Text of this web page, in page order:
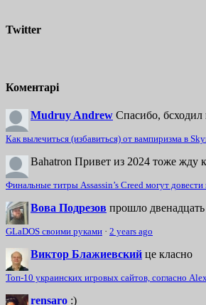
Twitter
Коментарі
Mudruy Andrew Спасибо, бсходил
Как вылечиться (избавиться) от вампиризма в
Bahatron Привет из 2024 тоже жду
Финальные титры Assassin’s Creed могут довести
Вова Подрезов прошло
GLaDOS своими руками · 2 years ago
Виктор Блажиевский це класно
Топ-10 украинских игровых сайтов, согласно
rensaro :)